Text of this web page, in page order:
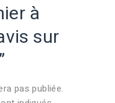
à
sur
pas publiée.